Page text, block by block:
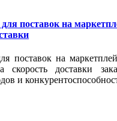
поставок на
поставок на
доставки
и